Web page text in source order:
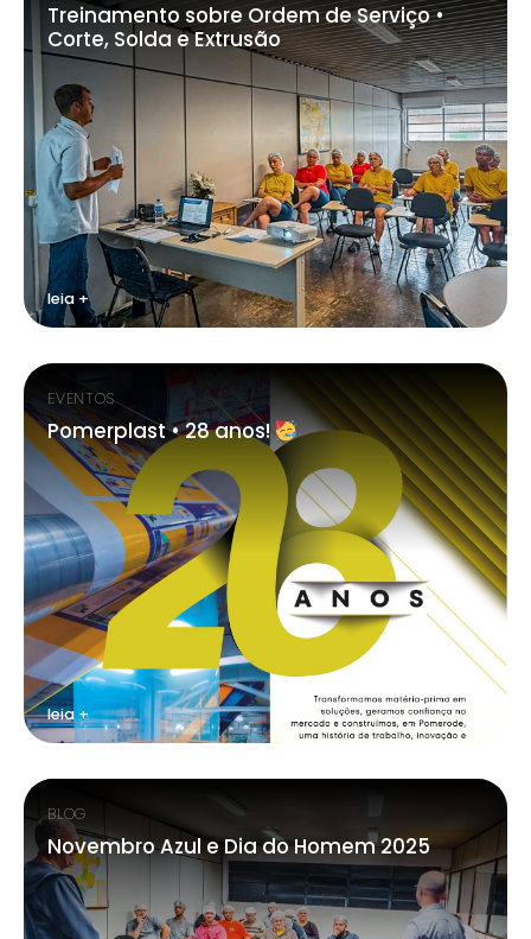
Treinamento sobre Ordem de Serviço •
Corte, Solda e Extrusão
leia +
EVENTOS
Pomerplast • 28 anos!
leia +
BLOG
Novembro Azul e Dia do Homem 2025